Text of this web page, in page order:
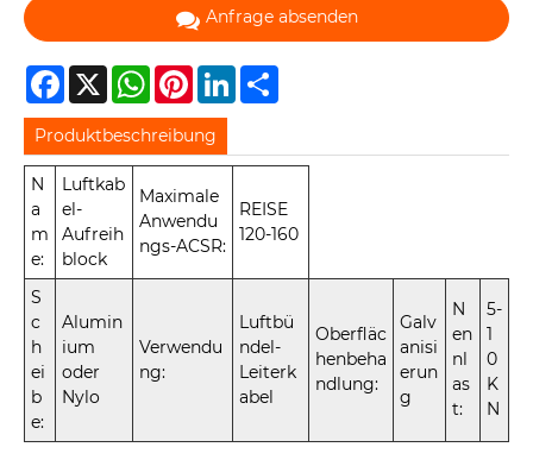
Anfrage absenden
Facebook
X WhatsAppPinterestLinkedIn
Produktbeschreibung
N
a
m
e:
Luftkab
el-
Aufreih
block
Maximale
Anwendu
ngs-ACSR:
REISE
120-160
S
c
h
ei
b
e:
Alumin
ium
oder
Nylo
Verwendu
ng:
Luftbü
ndel-
Leiterk
abel
Oberfläc
henbeha
ndlung:
Galv
anisi
erun
g
N
en
nl
as
t:
5-
1
0
K
N